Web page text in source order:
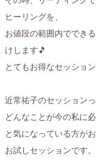
ヒーリングを、
お値段の範囲内ででき
けします🎵
とてもお得なセッション
近常祐子のセッション
どんなことが今の私に
と気になっている方が
お試しセッションです。